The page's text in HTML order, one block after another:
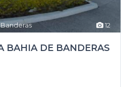
12
BAHIA DE BANDERAS